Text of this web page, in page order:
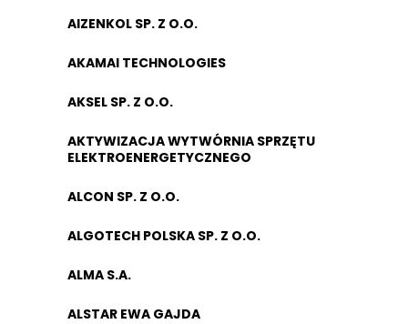
AIZENKOL SP. Z O.O.
AKAMAI TECHNOLOGIES
AKSEL SP. Z O.O.
AKTYWIZACJA WYTWÓRNIA SPRZĘTU
ELEKTROENERGETYCZNEGO
ALCON SP. Z O.O.
ALGOTECH POLSKA SP. Z O.O.
ALMA S.A.
ALSTAR EWA GAJDA